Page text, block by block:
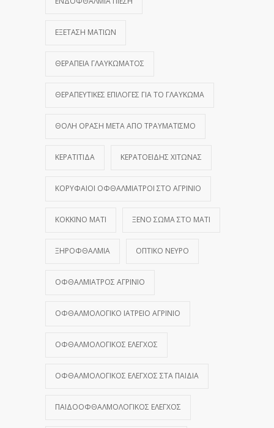
ΕΞΈΤΑΣΗ ΜΑΤΙΏΝ
ΘΕΡΑΠΕΊΑ ΓΛΑΥΚΏΜΑΤΟΣ
ΘΕΡΑΠΕΥΤΙΚΈΣ ΕΠΙΛΟΓΈΣ ΓΙΑ ΤΟ ΓΛΑΎΚΩΜΑ
ΘΟΛΉ ΌΡΑΣΗ ΜΕΤΆ ΑΠΌ ΤΡΑΥΜΑΤΙΣΜΌ
ΚΕΡΑΤΊΤΙΔΑ ΚΕΡΑΤΟΕΙΔΉΣ ΧΙΤΏΝΑΣ
ΚΟΡΥΦΑΊΟΙ ΟΦΘΑΛΜΊΑΤΡΟΙ ΣΤΟ ΑΓΡΊΝΙΟ
ΚΌΚΚΙΝΟ ΜΆΤΙ ΞΈΝΟ ΣΏΜΑ ΣΤΟ ΜΆΤΙ
ΞΗΡΟΦΘΑΛΜΊΑ ΟΠΤΙΚΌ ΝΕΎΡΟ
ΟΦΘΑΛΜΊΑΤΡΟΣ ΑΓΡΊΝΙΟ
ΟΦΘΑΛΜΟΛΟΓΙΚΌ ΙΑΤΡΕΊΟ ΑΓΡΊΝΙΟ
ΟΦΘΑΛΜΟΛΟΓΙΚΌΣ ΈΛΕΓΧΟΣ
ΟΦΘΑΛΜΟΛΟΓΙΚΌΣ ΈΛΕΓΧΟΣ ΣΤΑ ΠΑΙΔΙΆ
ΠΑΙΔΟΟΦΘΑΛΜΟΛΟΓΙΚΌΣ ΈΛΕΓΧΟΣ